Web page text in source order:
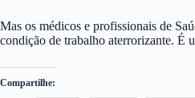
Mas os médicos e profissionais de
condição de trabalho aterrorizante. É
Compartilhe: